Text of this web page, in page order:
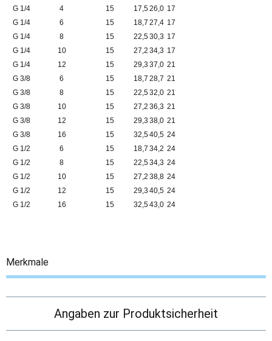
G 1/4
4 15 17,526,0 17
G 1/4
6 15 18,7 27,4 17
G 1/4
8 15 22,530,3 17
G 1/4
10 15 27,2 34,3 17
G 1/4
12 15 29,3 37,0 21
G 3/8
6 15 18,7 28,7 21
G 3/8
8 15 22,532,0 21
G 3/8
10 15 27,2 36,3 21
G 3/8
12 15 29,3 38,0 21
G 3/8
16 15 32,540,5 24
G 1/2
6 15 18,7 34,2 24
G 1/2
8 15 22,534,3 24
G 1/2
10 15 27,2 38,8 24
G 1/2
12 15 29,3 40,5 24
G 1/2
16 15 32,543,0 24
Merkmale
Angaben zur Produktsicherheit